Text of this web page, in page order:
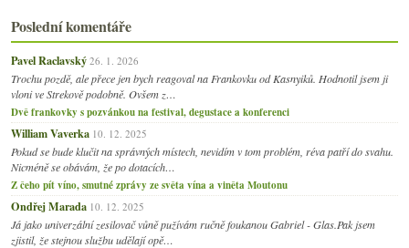
Poslední komentáře
Pavel Raclavský 26. 1. 2026
Trochu pozdě, ale přece jen bych reagoval na Frankovku od Kasnyiků. Hodnotil jsem ji
vloni ve Strekově podobně. Ovšem z…
Dvě frankovky s pozvánkou na festival, degustace a konferenci
William Vaverka 10. 12. 2025
Pokud se bude klučit na správných místech, nevidím v tom problém, réva patří do svahu.
Nicméně se obávám, že po dotacích…
Z čeho pít víno, smutné zprávy ze světa vína a viněta Moutonu
Ondřej Marada 10. 12. 2025
Já jako univerzální zesilovač vůně pužívám ručně foukanou Gabriel - Glas.Pak jsem
zjistil, že stejnou službu udělají opě…